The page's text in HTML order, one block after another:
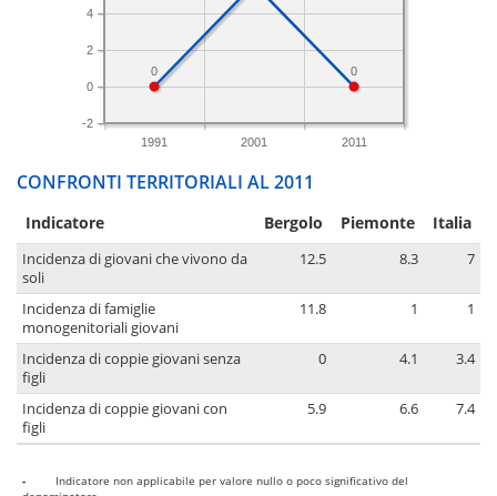
1991 2001 2011
-2
0
2
4
0
0
CONFRONTI TERRITORIALI AL 2011
Indicatore Bergolo Piemonte Italia
Incidenza di giovani che vivono da
soli
12.5 8.3 7
Incidenza di famiglie
monogenitoriali giovani
11.8 1 1
Incidenza di coppie giovani senza
figli
0 4.1 3.4
Incidenza di coppie giovani con
figli
5.9 6.6 7.4
-
Indicatore non applicabile per valore nullo o poco significativo del